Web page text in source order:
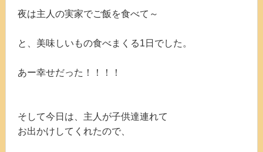
夜は主人の実家でご飯を食べて～
と、美味しいもの食べまくる1日でした。
あー幸せだった！！！！
そして今日は、主人が子供達連れて
お出かけしてくれたので、